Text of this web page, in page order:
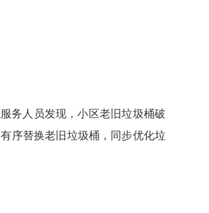
务人员发现，小区老旧垃圾桶破
序替换老旧垃圾桶，同步优化垃